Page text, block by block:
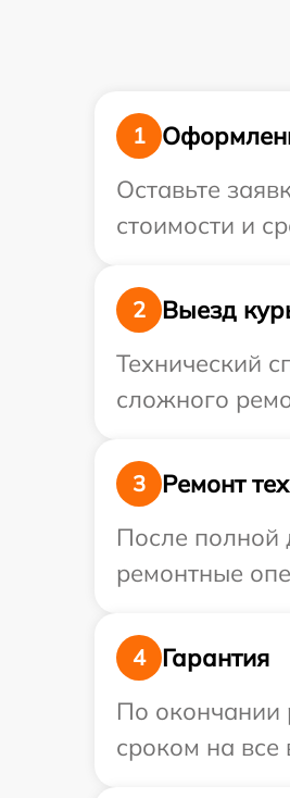
1
Оставьте
стоимости и
2
Выезд
Технический
сложного
3
Ремонт
После полной
ремонтные
4
Гарантия
По окончании
сроком на все